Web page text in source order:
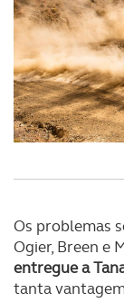
Os problemas
Ogier, Breen e
entregue a
tanta